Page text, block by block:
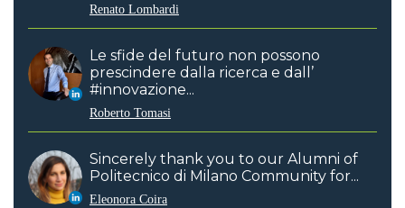
Renato Lombardi
Le sfide del futuro non possono
prescindere dalla ricerca e dall’
#innovazione...
Roberto Tomasi
Sincerely thank you to our Alumni of
Politecnico di Milano Community for...
Eleonora Coira